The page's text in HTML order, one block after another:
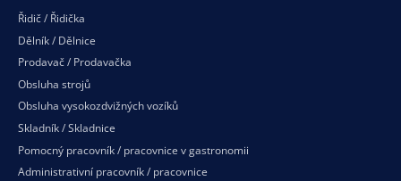
Řidič / Řidička
Dělník / Dělnice
Prodavač / Prodavačka
Obsluha strojů
Obsluha vysokozdvižných vozíků
Skladník / Skladnice
Pomocný pracovník / pracovnice v gastronomii
Administrativní pracovník / pracovnice